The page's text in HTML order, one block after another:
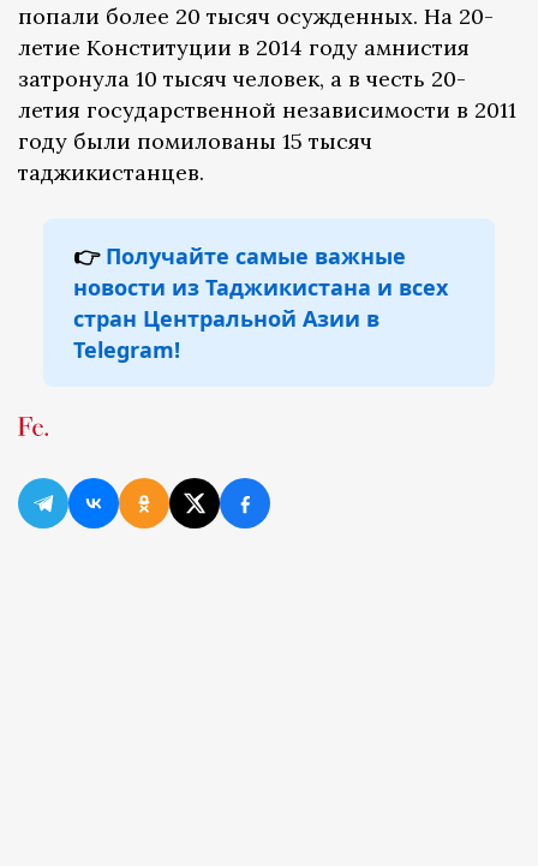
попали более 20 тысяч осужденных. На 20-
летие Конституции в 2014 году амнистия
затронула 10 тысяч человек, а в честь 20-
летия государственной независимости в 2011
году были помилованы 15 тысяч
таджикистанцев.
👉 Получайте самые важные
новости из Таджикистана и всех
стран Центральной Азии в
Telegram!